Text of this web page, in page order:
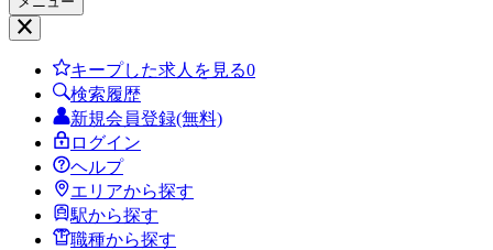
キープした求人を見る0
検索履歴
新規会員登録(無料)
ログイン
ヘルプ
エリアから探す
駅から探す
職種から探す